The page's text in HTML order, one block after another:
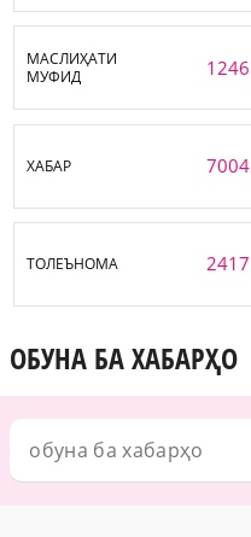
МАСЛИҲАТИ
МУФИД
1246
ХАБАР 7004
ТОЛЕЪНОМА 2417
ОБУНА БА ХАБАРҲО